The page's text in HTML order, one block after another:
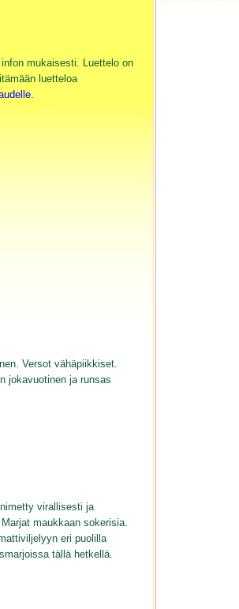
mukaisesti. Luettelo on
luetteloa
Versot vähäpiikkiset.
jokavuotinen ja runsas
virallisesti ja
maukkaan sokerisia.
eri puolilla
tällä hetkellä.